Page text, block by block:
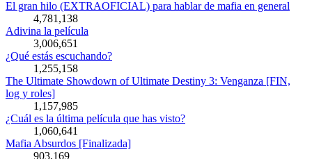
El gran hilo (EXTRAOFICIAL) para hablar de mafia en general
4,781,138
Adivina la película
3,006,651
¿Qué estás escuchando?
1,255,158
The Ultimate Showdown of Ultimate Destiny 3: Venganza [FIN,
log y roles]
1,157,985
¿Cuál es la última película que has visto?
1,060,641
Mafia Absurdos [Finalizada]
903,169